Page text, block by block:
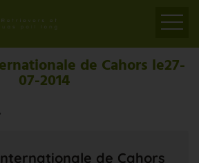
ACCUEIL
de Cahors le27-
07-2014
de Cahors